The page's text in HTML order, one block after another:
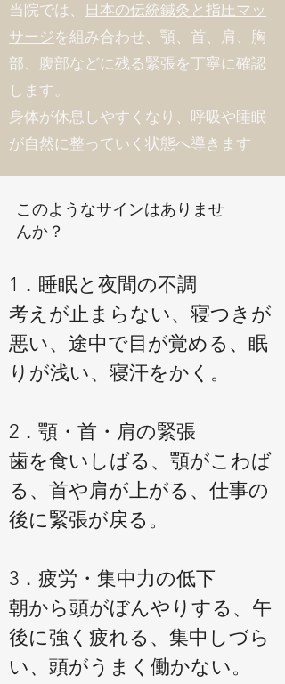
当院では、
日本の伝統鍼灸と指圧マッ
サージを組み合わせ、顎、首、肩、胸
部、腹部などに残る緊張を丁寧に確認
します。
身体が休息しやすくなり、呼吸や睡眠
が自然に整っていく状態へ導きます
このようなサインはありませ
んか？
1．睡眠と夜間の不調
考えが止まらない、寝つきが
悪い、途中で目が覚める、眠
りが浅い、寝汗をかく。
2．顎・首・肩の緊張
歯を食いしばる、顎がこわば
る、首や肩が上がる、仕事の
後に緊張が戻る。
3．疲労・集中力の低下
朝から頭がぼんやりする、午
後に強く疲れる、集中しづら
い、頭がうまく働かない。